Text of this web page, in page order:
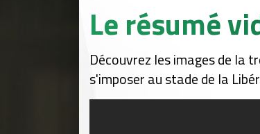
Le résumé
Découvrez les images de la
s'imposer au stade de la